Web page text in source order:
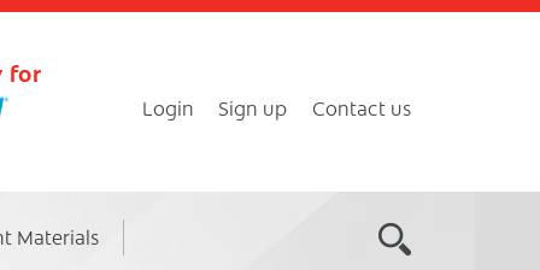
for
Login Sign up Contact us
Materials